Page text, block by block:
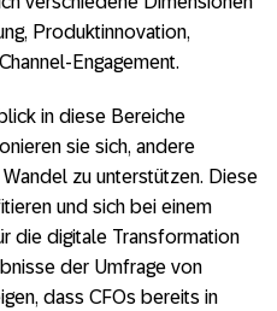
Produktinnovation,
Engagement.
in diese Bereiche
sie sich, andere
zu unterstützen. Diese
und sich bei einem
die digitale Transformation
der Umfrage von
dass CFOs bereits in